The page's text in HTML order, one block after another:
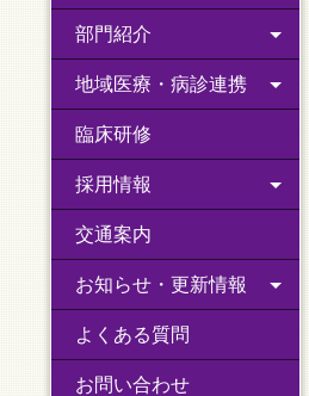
部門紹介
地域医療・病診連携
臨床研修
採用情報
交通案内
お知らせ・更新情報
よくある質問
お問い合わせ